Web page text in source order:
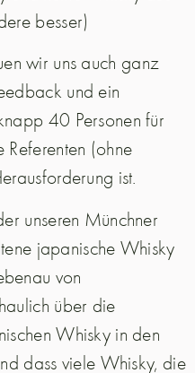
besser)
wir uns auch ganz
und ein
40 Personen für
Referenten (ohne
ist.
unseren Münchner
japanische Whisky
von
über die
Whisky in den
dass viele Whisky, die